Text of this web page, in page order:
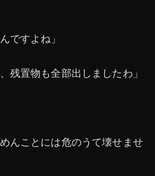
ですよね」
残置物も全部出しましたわ」
んことには危のうて壊せませ